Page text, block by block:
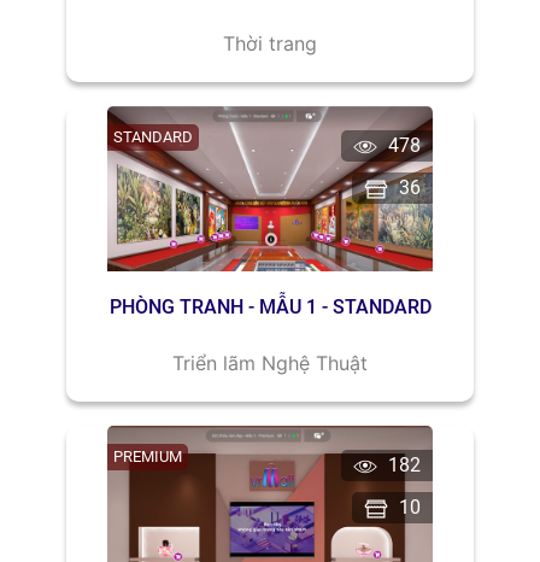
Thời trang
478
36
STANDARD
PHÒNG TRANH - MẪU 1 - STANDARD
Triển lãm Nghệ Thuật
182
10
PREMIUM